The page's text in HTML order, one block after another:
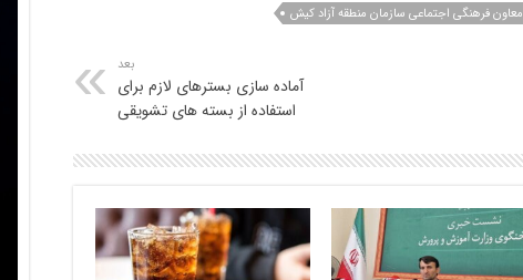
معاون فرهنگی اجتماعی سازمان منطقه آزاد کیش
بعد
آماده سازی بسترهای لازم برای
استفاده از بسته های تشویقی